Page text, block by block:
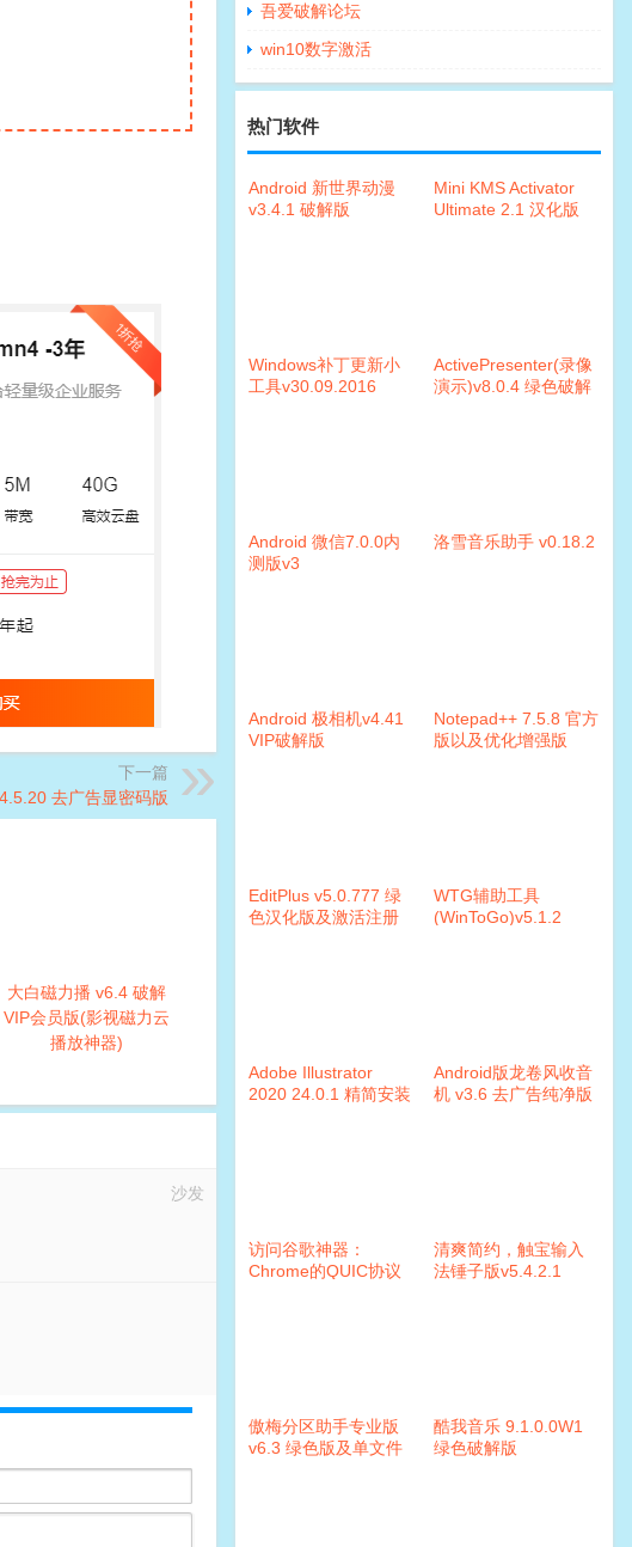
下一篇
去广告显密码版
大白磁力播 v6.4 破解
VIP会员版(影视磁力云
播放神器)
沙发
吾爱破解论坛
win10数字激活
热门软件
Android 新世界动漫
v3.4.1 破解版
Mini KMS Activator
Ultimate 2.1 汉化版
Windows补丁更新小
工具v30.09.2016
ActivePresenter(录像
演示)v8.0.4 绿色破解
Android 微信7.0.0内
测版v3
洛雪音乐助手 v0.18.2
Android 极相机v4.41
VIP破解版
Notepad++ 7.5.8 官方
版以及优化增强版
EditPlus v5.0.777 绿
色汉化版及激活注册
WTG辅助工具
(WinToGo)v5.1.2
Adobe Illustrator
2020 24.0.1 精简安装
Android版龙卷风收音
机 v3.6 去广告纯净版
访问谷歌神器：
Chrome的QUIC协议
清爽简约，触宝输入
法锤子版v5.4.2.1
傲梅分区助手专业版
v6.3 绿色版及单文件
酷我音乐 9.1.0.0W1
绿色破解版